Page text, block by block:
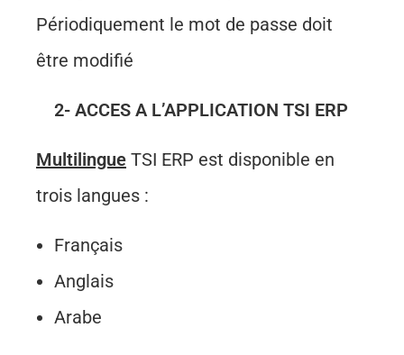
Périodiquement le mot de passe doit
être modifié
2- ACCES A L’APPLICATION TSI ERP
Multilingue TSI ERP est disponible en
trois langues :
Français
Anglais
Arabe